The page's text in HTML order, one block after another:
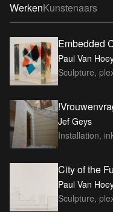
WerkenKunstenaars
Embedded
Paul Van
Sculpture,
Jef Geys
Installation,
City of the
Paul Van
Sculpture,